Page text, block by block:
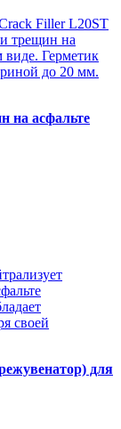
Filler L20SТ
трещин на
виде. Герметик
до 20 мм.
на асфальте
своей
для